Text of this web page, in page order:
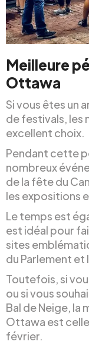
Meilleure
Ottawa
Si vous êtes un
de festivals, les
excellent choix.
Pendant cette
nombreux
de la fête du
les expositions
Le temps est
est idéal pour
sites
du Parlement et
Toutefois, si
ou si vous
Bal de Neige, la
Ottawa est
février.